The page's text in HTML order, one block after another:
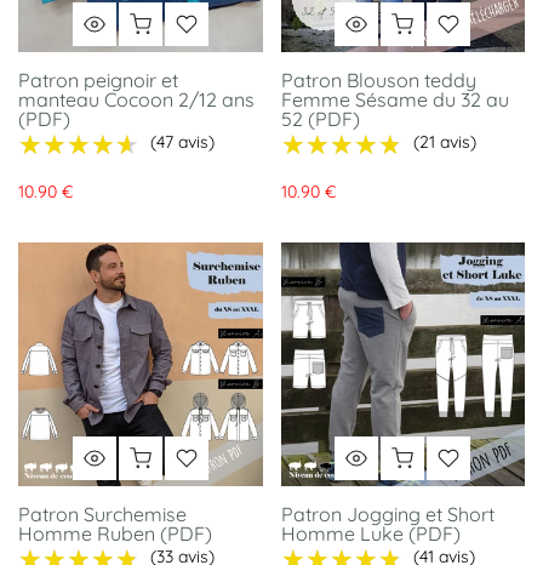
Patron peignoir et
manteau Cocoon 2/12 ans
(PDF)
★★★★★
★★★★★ (47 avis)
10.90 €
Patron Blouson teddy
Femme Sésame du 32 au
52 (PDF)
★★★★★
★★★★★ (21 avis)
10.90 €
Patron Surchemise
Homme Ruben (PDF)
(33 avis)
Patron Jogging et Short
Homme Luke (PDF)
(41 avis)